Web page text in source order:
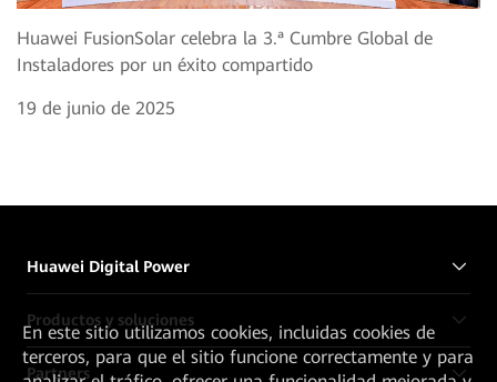
Huawei FusionSolar celebra la 3.ª Cumbre Global de
Instaladores por un éxito compartido
19 de junio de 2025
Huawei Digital Power
Productos y soluciones
Partners
En este sitio utilizamos cookies, incluidas cookies de
terceros, para que el sitio funcione correctamente y para